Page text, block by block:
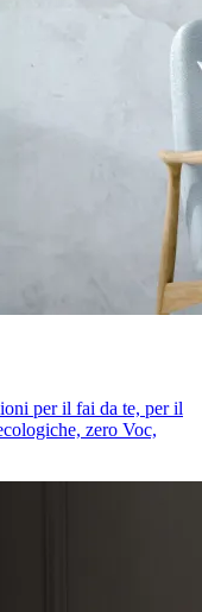
per il fai da te, per il
zero Voc,